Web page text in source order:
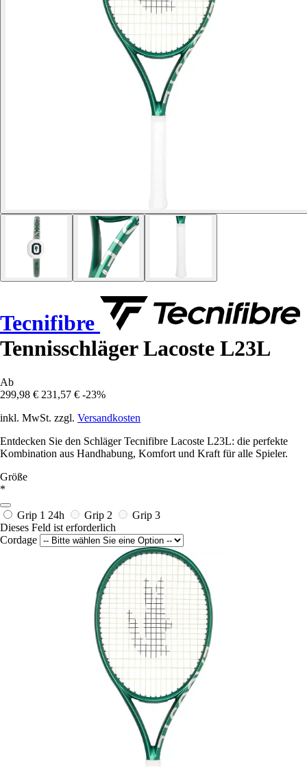
Tecnifibre
Tennisschläger Lacoste L23L
Ab
299,98 € 231,57 € -23%
inkl. MwSt. zzgl. Versandkosten
Entdecken Sie den Schläger Tecnifibre Lacoste L23L: die perfekte
Kombination aus Handhabung, Komfort und Kraft für alle Spieler.
Größe
*
Grip 1 24h Grip 2
Grip 3
Dieses Feld ist erforderlich
Cordage